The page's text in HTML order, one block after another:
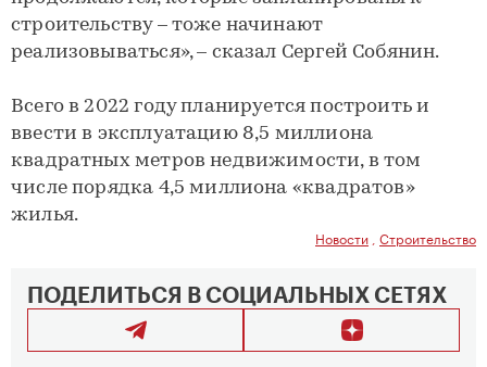
строительству – тоже начинают
реализовываться», – сказал Сергей Собянин.
Всего в 2022 году планируется построить и
ввести в эксплуатацию 8,5 миллиона
квадратных метров недвижимости, в том
числе порядка 4,5 миллиона «квадратов»
жилья.
Новости Строительство
ПОДЕЛИТЬСЯ В СОЦИАЛЬНЫХ СЕТЯХ